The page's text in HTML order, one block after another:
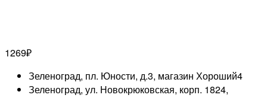
1269₽
Зеленоград, пл. Юности, д.3, магазин Хороший4
Зеленоград, ул. Новокрюковская, корп. 1824,